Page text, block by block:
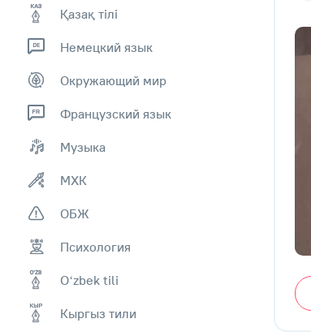
Қазақ тiлi
Немецкий язык
Окружающий мир
Французский язык
Музыка
МХК
ОБЖ
Психология
Оʻzbek tili
Кыргыз тили